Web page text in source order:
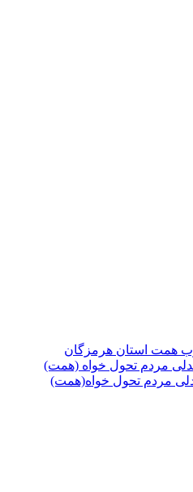
همت استان هرمزگان
مردم تحول خواه (همت)
مردم تحول خواه(همت)